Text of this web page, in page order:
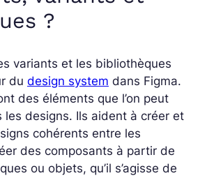
?
variants et les bibliothèques
du design system dans Figma.
des éléments que l’on peut
les designs. Ils aident à créer et
cohérents entre les
des composants à partir de
ou objets, qu’il s’agisse de